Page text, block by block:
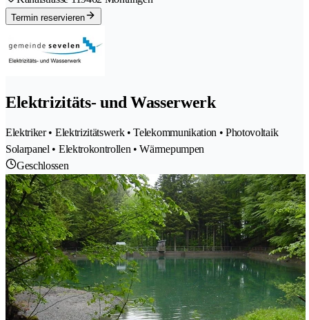
Termin reservieren
Elektrizitäts- und Wasserwerk
Elektriker • Elektrizitätswerk • Telekommunikation • Photovoltaik
Solarpanel • Elektrokontrollen • Wärmepumpen
Geschlossen